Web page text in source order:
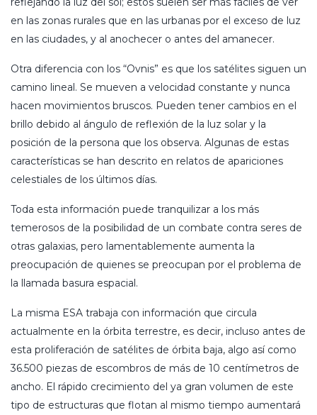
en las zonas rurales que en las urbanas por el exceso de luz
en las ciudades, y al anochecer o antes del amanecer.
Otra diferencia con los “Ovnis” es que los satélites siguen un
camino lineal. Se mueven a velocidad constante y nunca
hacen movimientos bruscos. Pueden tener cambios en el
brillo debido al ángulo de reflexión de la luz solar y la
posición de la persona que los observa. Algunas de estas
características se han descrito en relatos de apariciones
celestiales de los últimos días.
Toda esta información puede tranquilizar a los más
temerosos de la posibilidad de un combate contra seres de
otras galaxias, pero lamentablemente aumenta la
preocupación de quienes se preocupan por el problema de
la llamada basura espacial.
La misma ESA trabaja con información que circula
actualmente en la órbita terrestre, es decir, incluso antes de
esta proliferación de satélites de órbita baja, algo así como
36.500 piezas de escombros de más de 10 centímetros de
ancho. El rápido crecimiento del ya gran volumen de este
tipo de estructuras que flotan al mismo tiempo aumentará